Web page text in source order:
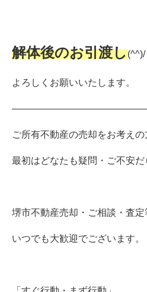
解体後のお引渡し(^^)/
よろしくお願いいたします。
ご所有不動産の売却をお考えの
最初はどなたも疑問・ご不安だ
堺市不動産売却・ご相談・査定
いつでも大歓迎でございます。